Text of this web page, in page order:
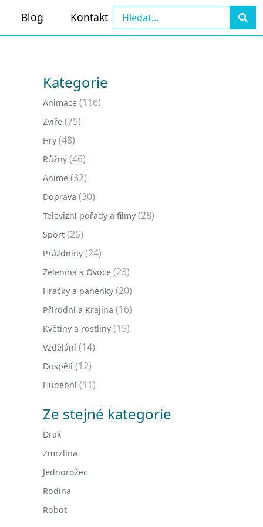
Blog Kontakt
Kategorie
Animace (116)
Zvíře (75)
Hry (48)
Růžný (46)
Anime (32)
Doprava (30)
Televizní pořady a filmy (28)
Sport (25)
Prázdniny (24)
Zelenina a Ovoce (23)
Hračky a panenky (20)
Přírodní a Krajina (16)
Květiny a rostliny (15)
Vzdělání (14)
Dospělí (12)
Hudební (11)
Ze stejné kategorie
Drak
Zmrzlina
Jednorožec
Rodina
Robot